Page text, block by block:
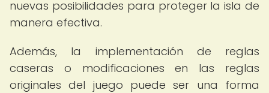
nuevas posibilidades para proteger la isla de
manera efectiva.
Además, la implementación de reglas
caseras o modificaciones en las reglas
originales del juego puede ser una forma